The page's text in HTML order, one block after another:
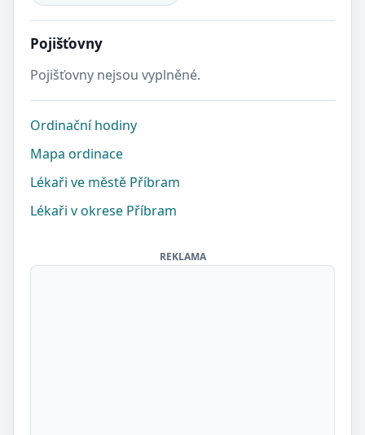
Pojišťovny
Pojišťovny nejsou vyplněné.
Ordinační hodiny
Mapa ordinace
Lékaři ve městě Příbram
Lékaři v okrese Příbram
REKLAMA